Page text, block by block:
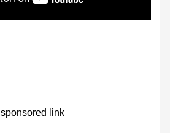
sponsored link